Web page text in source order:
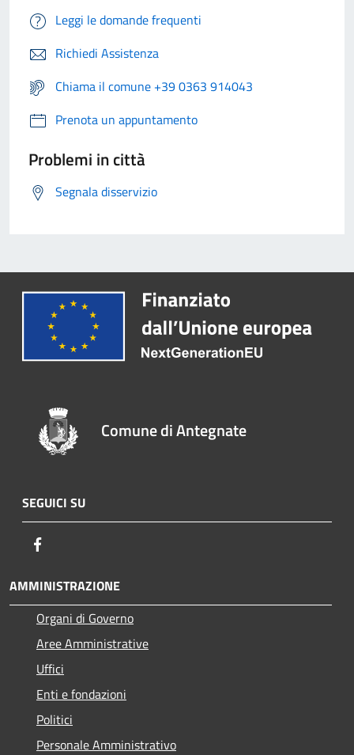
Leggi le domande frequenti
Richiedi Assistenza
Chiama il comune +39 0363 914043
Prenota un appuntamento
Problemi in città
Segnala disservizio
Comune di Antegnate
SEGUICI SU
AMMINISTRAZIONE
Organi di Governo
Aree Amministrative
Uffici
Enti e fondazioni
Politici
Personale Amministrativo